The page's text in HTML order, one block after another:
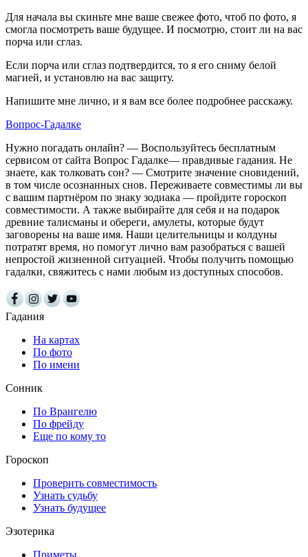
Для начала вы скиньте мне ваше свежее фото, чтоб по фото, я
смогла посмотреть ваше будущее. И посмотрю, стоит ли на вас
порча или сглаз.
Если порча или сглаз подтвердится, то я его сниму белой
магией, и установлю на вас защиту.
Напишите мне лично, и я вам все более подробнее расскажу.
Вопрос-Гадалке
Нужно погадать онлайн? — Воспользуйтесь бесплатным
сервисом от сайта Вопрос Гадалке— правдивые гадания. Не
знаете, как толковать сон? — Смотрите значение сновидений,
в том числе осознанных снов. Переживаете совместимы ли вы
с вашим партнёром по знаку зодиака — пройдите гороскоп
совместимости. А также выбирайте для себя и на подарок
древние талисманы и обереги, амулеты, которые будут
заговорены на ваше имя. Наши целительницы и колдуны
потратят время, но помогут лично вам разобраться с вашей
непростой жизненной ситуацией. Чтобы получить помощью
гадалки, свяжитесь с нами любым из доступных способов.
Гадания
На картах
По фото
По имени
Сонник
По Врангелю
По фрейду
Еще по кому то
Гороскоп
Проверить совместимость
Узнать судьбу
Узнать будущее
Эзотерика
Приметы